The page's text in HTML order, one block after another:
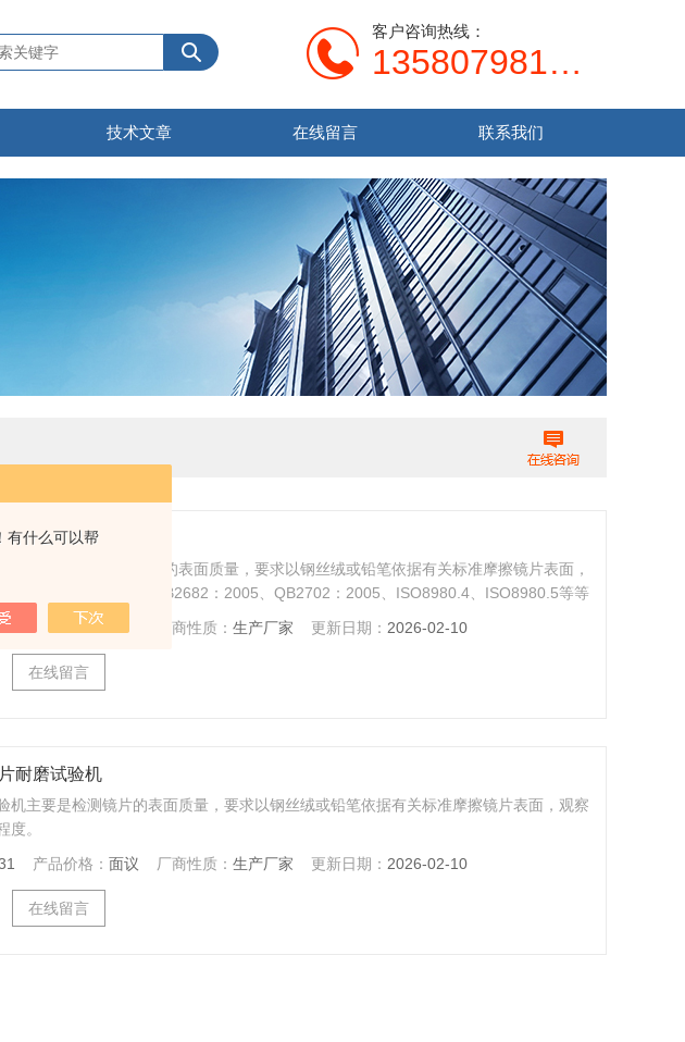
有什么可以帮
客户咨询热线：
13580798107
技术文章 在线留言 联系我们
性测试仪
测试仪主要是检测镜片的表面质量，要求以钢丝绒或铅笔依据有关标准摩擦镜片表面，
擦程度。 依据标准：QB2682：2005、QB2702：2005、ISO8980.4、ISO8980.5等等
产品价格： 厂商性质：生产厂家 更新日期： 2026-02-10
在线留言
耐磨试验机
机主要是检测镜片的表面质量，要求以钢丝绒或铅笔依据有关标准摩擦镜片表面，观察
度。
产品价格：面议 厂商性质：生产厂家 更新日期： 2026-02-10
在线留言